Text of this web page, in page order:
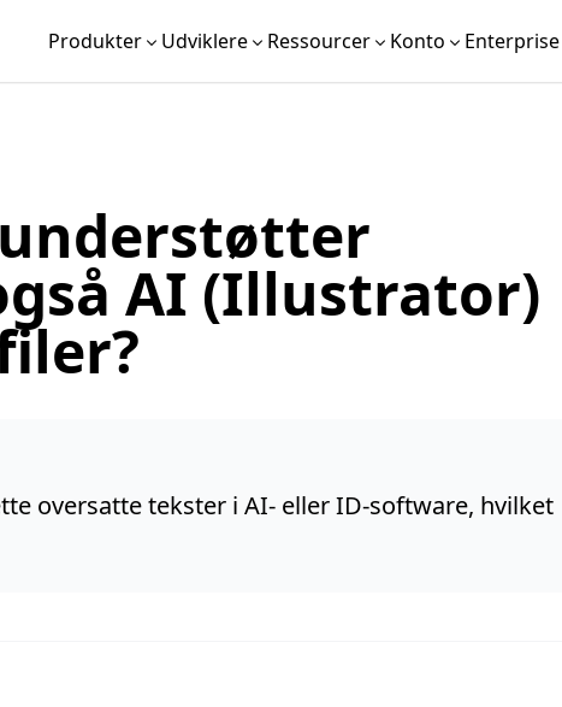
Produkter Udviklere Ressourcer Konto Enterprise
AI (Illustrator)
oversatte tekster i AI- eller ID-software, hvilket